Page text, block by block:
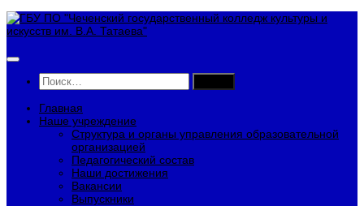
Перейти
к
Найти:
Главная
Наше учреждение
Структура и органы управления образовательной
организацией
Педагогический состав
Наши достижения
Вакансии
Выпускники